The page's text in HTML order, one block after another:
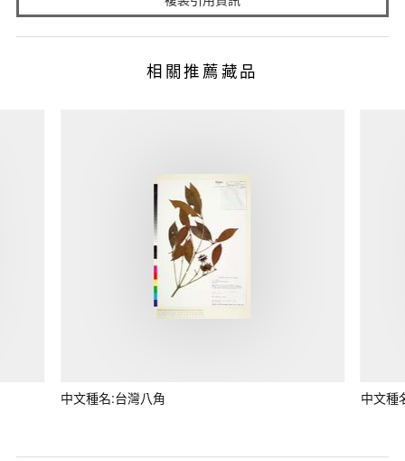
相關推薦藏品
中文種名:台灣八角 中文種